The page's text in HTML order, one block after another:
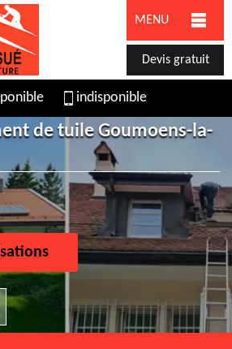
MENU
Devis gratuit
indisponible
de tuile Goumoens-la-